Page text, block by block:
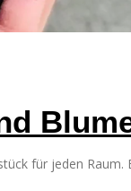
für jeden Raum.